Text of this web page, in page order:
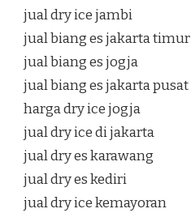
jual dry ice jambi
jual biang es jakarta timur
jual biang es jogja
jual biang es jakarta pusat
harga dry ice jogja
jual dry ice di jakarta
jual dry es karawang
jual dry es kediri
jual dry ice kemayoran